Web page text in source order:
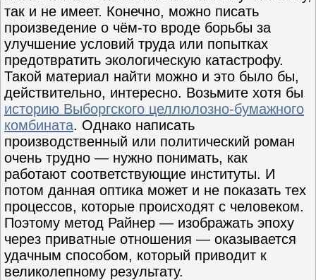
так и не имеет. Конечно, можно писать
произведение о чём-то вроде борьбы за
улучшение условий труда или попытках
предотвратить экологическую катастрофу.
Такой материал найти можно и это было бы,
действительно, интересно. Возьмите хотя бы
историю Выборгского целлюлозно-бумажного
комбината. Однако написать
производственный или политический роман
очень трудно — нужно понимать, как
работают соответствующие институты. И
потом данная оптика может и не показать тех
процессов, которые происходят с человеком.
Поэтому метод Райнер — изображать эпоху
через приватные отношения — оказывается
удачным способом, который приводит к
великолепному результату.